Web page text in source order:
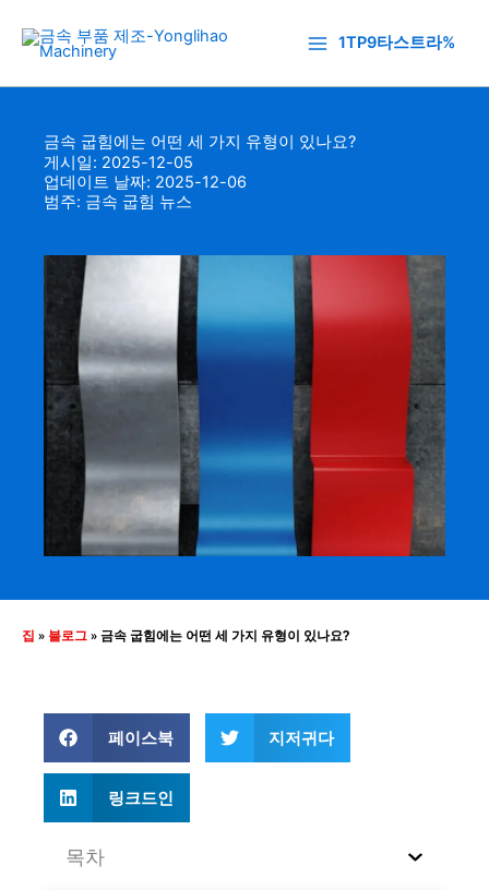
로
1TP9타스트라%
금속 굽힘에는 어떤 세 가지 유형이 있나요?
게시일: 2025-12-05
업데이트 날짜: 2025-12-06
범주: 금속 굽힘 뉴스
집 » 블로그 »금속 굽힘에는 어떤 세 가지 유형이 있나요?
페이스북 지저귀다
링크드인
목차